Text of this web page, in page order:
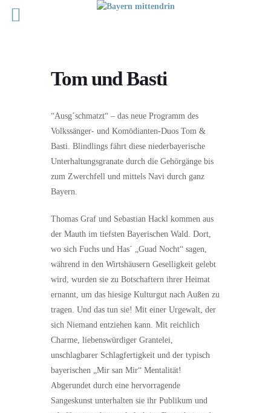
Tom und Basti
“Ausg´schmatzt“ – das neue Programm des
Volkssänger- und Komödianten-Duos Tom &
Basti. Blindlings fährt diese niederbayerische
Unterhaltungsgranate durch die Gehörgänge bis
zum Zwerchfell und mittels Navi durch ganz
Bayern.
Thomas Graf und Sebastian Hackl kommen aus
der Mauth im tiefsten Bayerischen Wald. Dort,
wo sich Fuchs und Has´ „Guad Nocht“ sagen,
während in den Wirtshäusern Geselligkeit gelebt
wird, wurden sie zu Botschaftern ihrer Heimat
ernannt, um das hiesige Kulturgut nach Außen zu
tragen. Und das tun sie! Mit einer Urgewalt, der
sich Niemand entziehen kann. Mit reichlich
Charme, liebenswürdiger Grantelei,
unschlagbarer Schlagfertigkeit und der typisch
bayerischen „Mir san Mir“ Mentalität!
Abgerundet durch eine hervorragende
Sangeskunst unterhalten sie ihr Publikum und